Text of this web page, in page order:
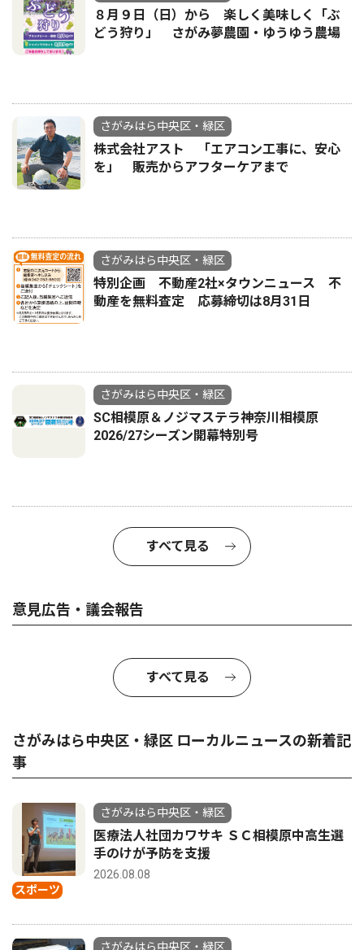
８月９日（日）から 楽しく美味しく「ぶ
どう狩り」 さがみ夢農園・ゆうゆう農場
さがみはら中央区・緑区
株式会社アスト 「エアコン工事に、安心
を」 販売からアフターケアまで
さがみはら中央区・緑区
特別企画 不動産2社×タウンニュース 不
動産を無料査定 応募締切は8月31日
さがみはら中央区・緑区
SC相模原＆ノジマステラ神奈川相模原
2026/27シーズン開幕特別号
すべて見る
意見広告・議会報告
すべて見る
さがみはら中央区・緑区 ローカルニュースの新着記
事
スポーツ
さがみはら中央区・緑区
医療法人社団カワサキ ＳＣ相模原中高生選
手のけが予防を支援
2026.08.08
さがみはら中央区・緑区